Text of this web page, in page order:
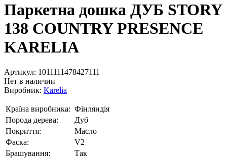
Паркетна дошка ДУБ STORY
138 COUNTRY PRESENCE
KARELIA
Артикул: 1011111478427111
Нет в наличии
Виробник: Karelia
Країна виробника: Фінляндія
Порода дерева:
Дуб
Покриття:
Масло
Фаска:
V2
Брашування:
Так